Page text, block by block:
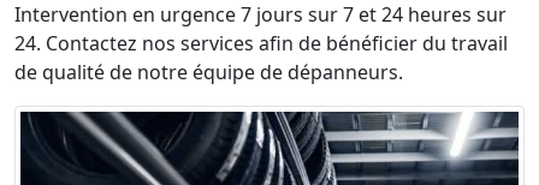
Intervention en urgence 7 jours sur 7 et 24 heures sur
24. Contactez nos services afin de bénéficier du travail
de qualité de notre équipe de dépanneurs.